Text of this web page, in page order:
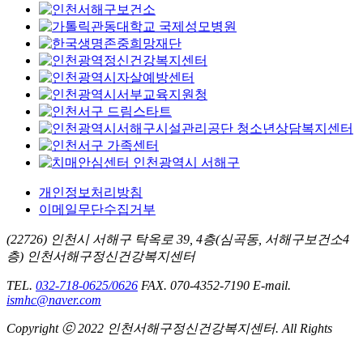
개인정보처리방침
이메일무단수집거부
(22726) 인천시 서해구 탁옥로 39, 4층(심곡동, 서해구보건소4
층) 인천서해구정신건강복지센터
TEL. 032-718-0625/0626 FAX. 070-4352-7190 E-mail.
ismhc@naver.com
Copyright ⓒ 2022 인천서해구정신건강복지센터. All Rights